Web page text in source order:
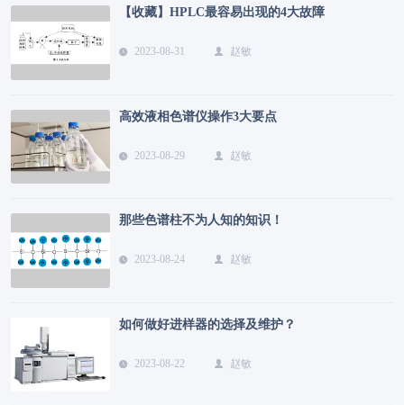
【收藏】HPLC最容易出现的4大故障
2023-08-31 赵敏
高效液相色谱仪操作3大要点
2023-08-29 赵敏
那些色谱柱不为人知的知识！
2023-08-24 赵敏
如何做好进样器的选择及维护？
2023-08-22 赵敏